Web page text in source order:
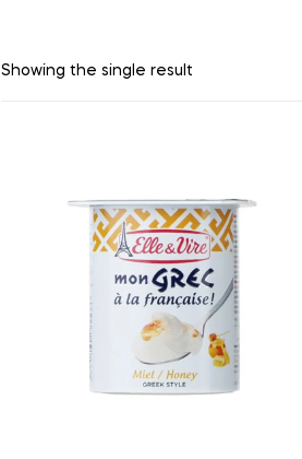
Showing the single result